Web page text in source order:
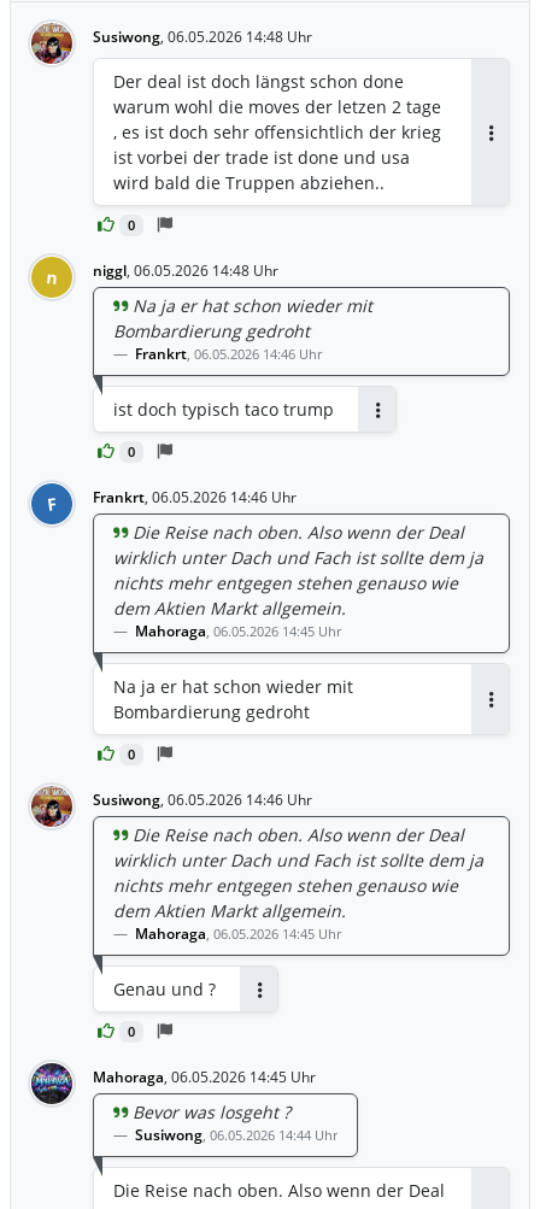
Susiwong, 06.05.2026 14:48 Uhr
0
Der deal ist doch längst schon done
warum wohl die moves der letzen 2 tage
, es ist doch sehr offensichtlich der krieg
ist vorbei der trade ist done und usa
wird bald die Truppen abziehen..
n niggl, 06.05.2026 14:48 Uhr
0
Na ja er hat schon wieder mit
Bombardierung gedroht
Frankrt, 06.05.2026 14:46 Uhr
ist doch typisch taco trump
F Frankrt, 06.05.2026 14:46 Uhr
0
Die Reise nach oben. Also wenn der Deal
wirklich unter Dach und Fach ist sollte dem ja
nichts mehr entgegen stehen genauso wie
dem Aktien Markt allgemein.
Mahoraga, 06.05.2026 14:45 Uhr
Na ja er hat schon wieder mit
Bombardierung gedroht
Susiwong, 06.05.2026 14:46 Uhr
0
Die Reise nach oben. Also wenn der Deal
wirklich unter Dach und Fach ist sollte dem ja
nichts mehr entgegen stehen genauso wie
dem Aktien Markt allgemein.
Mahoraga, 06.05.2026 14:45 Uhr
Genau und ?
Mahoraga, 06.05.2026 14:45 Uhr
Bevor was losgeht ?
Susiwong, 06.05.2026 14:44 Uhr
Die Reise nach oben. Also wenn der Deal